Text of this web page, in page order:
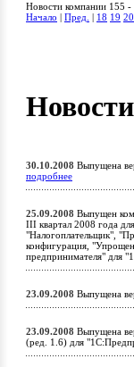
Новости компании 155 -
Начало
Пред. 18 19 20
30.10.2008 Выпущена
подробнее
25.09.2008 Выпущен
III квартал 2008 года
"Налогоплательщик",
конфигурация,
предпринимателя" для
23.09.2008 Выпущена
23.09.2008 Выпущена
(ред. 1.6) для